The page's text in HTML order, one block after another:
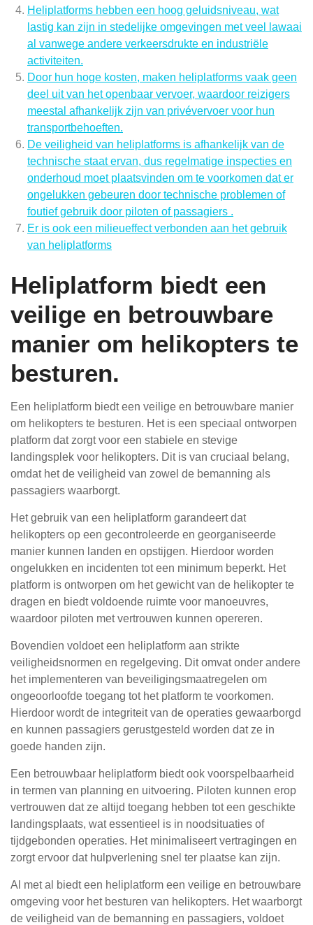
Heliplatforms hebben een hoog geluidsniveau, wat
lastig kan zijn in stedelijke omgevingen met veel lawaai
al vanwege andere verkeersdrukte en industriële
activiteiten.
Door hun hoge kosten, maken heliplatforms vaak geen
deel uit van het openbaar vervoer, waardoor reizigers
meestal afhankelijk zijn van privévervoer voor hun
transportbehoeften.
De veiligheid van heliplatforms is afhankelijk van de
technische staat ervan, dus regelmatige inspecties en
onderhoud moet plaatsvinden om te voorkomen dat er
ongelukken gebeuren door technische problemen of
foutief gebruik door piloten of passagiers .
Er is ook een milieueffect verbonden aan het gebruik
van heliplatforms
Heliplatform biedt een
veilige en betrouwbare
manier om helikopters te
besturen.
Een heliplatform biedt een veilige en betrouwbare manier
om helikopters te besturen. Het is een speciaal ontworpen
platform dat zorgt voor een stabiele en stevige
landingsplek voor helikopters. Dit is van cruciaal belang,
omdat het de veiligheid van zowel de bemanning als
passagiers waarborgt.
Het gebruik van een heliplatform garandeert dat
helikopters op een gecontroleerde en georganiseerde
manier kunnen landen en opstijgen. Hierdoor worden
ongelukken en incidenten tot een minimum beperkt. Het
platform is ontworpen om het gewicht van de helikopter te
dragen en biedt voldoende ruimte voor manoeuvres,
waardoor piloten met vertrouwen kunnen opereren.
Bovendien voldoet een heliplatform aan strikte
veiligheidsnormen en regelgeving. Dit omvat onder andere
het implementeren van beveiligingsmaatregelen om
ongeoorloofde toegang tot het platform te voorkomen.
Hierdoor wordt de integriteit van de operaties gewaarborgd
en kunnen passagiers gerustgesteld worden dat ze in
goede handen zijn.
Een betrouwbaar heliplatform biedt ook voorspelbaarheid
in termen van planning en uitvoering. Piloten kunnen erop
vertrouwen dat ze altijd toegang hebben tot een geschikte
landingsplaats, wat essentieel is in noodsituaties of
tijdgebonden operaties. Het minimaliseert vertragingen en
zorgt ervoor dat hulpverlening snel ter plaatse kan zijn.
Al met al biedt een heliplatform een veilige en betrouwbare
omgeving voor het besturen van helikopters. Het waarborgt
de veiligheid van de bemanning en passagiers, voldoet